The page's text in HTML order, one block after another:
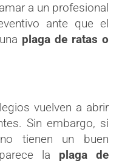
a un profesional
ante que el
plaga de ratas o
vuelven a abrir
Sin embargo, si
tienen un buen
la plaga de